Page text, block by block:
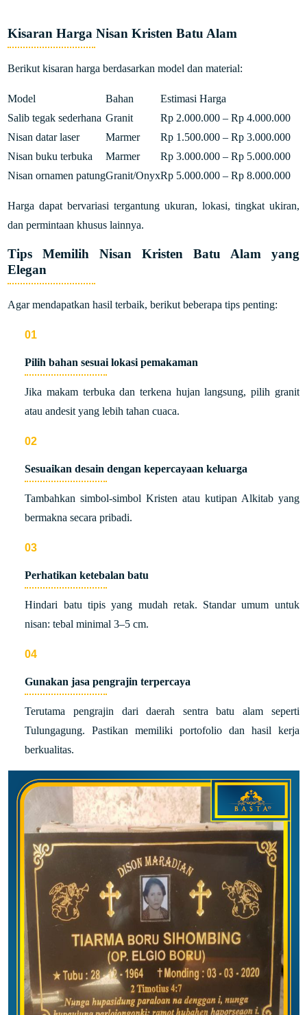
Kisaran Harga Nisan Kristen Batu Alam
Berikut kisaran harga berdasarkan model dan material:
Model Bahan
Estimasi Harga
Salib tegak sederhana Granit
Rp 2.000.000 – Rp 4.000.000
Nisan datar laser
Marmer
Rp 1.500.000 – Rp 3.000.000
Nisan buku terbuka
Marmer
Rp 3.000.000 – Rp 5.000.000
Nisan ornamen patungGranit/OnyxRp 5.000.000 – Rp 8.000.000
Harga dapat bervariasi tergantung ukuran, lokasi, tingkat ukiran,
dan permintaan khusus lainnya.
Tips Memilih Nisan Kristen Batu Alam yang
Elegan
Agar mendapatkan hasil terbaik, berikut beberapa tips penting:
Pilih bahan sesuai lokasi pemakaman
Jika makam terbuka dan terkena hujan langsung, pilih granit
atau andesit yang lebih tahan cuaca.
Sesuaikan desain dengan kepercayaan keluarga
Tambahkan simbol-simbol Kristen atau kutipan Alkitab yang
bermakna secara pribadi.
Perhatikan ketebalan batu
Hindari batu tipis yang mudah retak. Standar umum untuk
nisan: tebal minimal 3–5 cm.
Gunakan jasa pengrajin terpercaya
Terutama pengrajin dari daerah sentra batu alam seperti
Tulungagung. Pastikan memiliki portofolio dan hasil kerja
berkualitas.